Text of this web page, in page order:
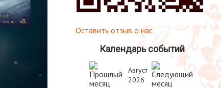
Оставить отзыв о нас
Календарь событий
Август
2026